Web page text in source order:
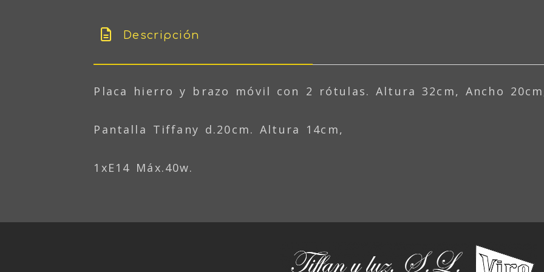
Descripción
Placa hierro y brazo móvil con 2 rótulas. Altura 32cm, Ancho
Pantalla Tiffany d.20cm. Altura 14cm,
1xE14 Máx.40w.